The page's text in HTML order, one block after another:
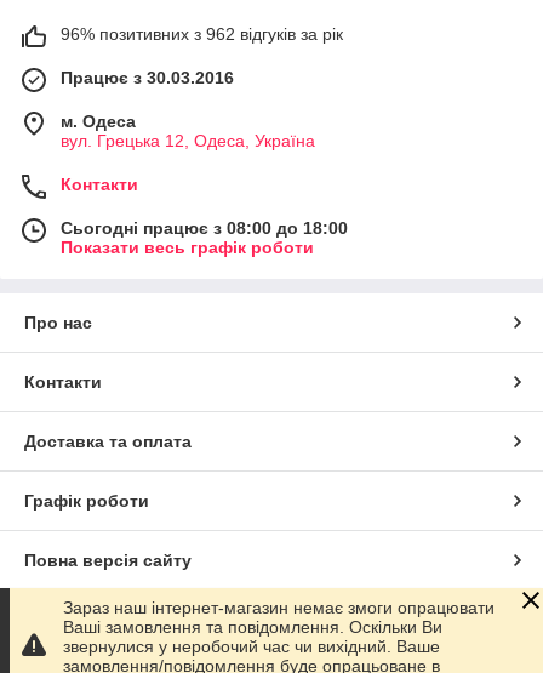
96% позитивних з 962 відгуків за рік
Працює з 30.03.2016
м. Одеса
вул. Грецька 12, Одеса, Україна
Контакти
Сьогодні працює з 08:00 до 18:00
Показати весь графік роботи
Про нас
Контакти
Доставка та оплата
Графік роботи
Повна версія сайту
Сайт створено на маркетплейсіProm.ua
Зараз наш інтернет-магазин немає змоги опрацювати
Ваші замовлення та повідомлення. Оскільки Ви
звернулися у неробочий час чи вихідний. Ваше
замовлення/повідомлення буде опрацьоване в